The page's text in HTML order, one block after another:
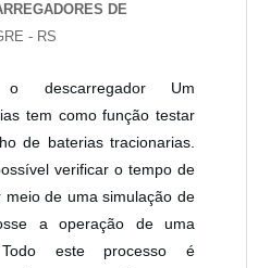
DE
- RS
o descarregador Um
tem como função testar
de baterias tracionarias.
verificar o tempo de
de uma simulação de
a operação de uma
este processo é